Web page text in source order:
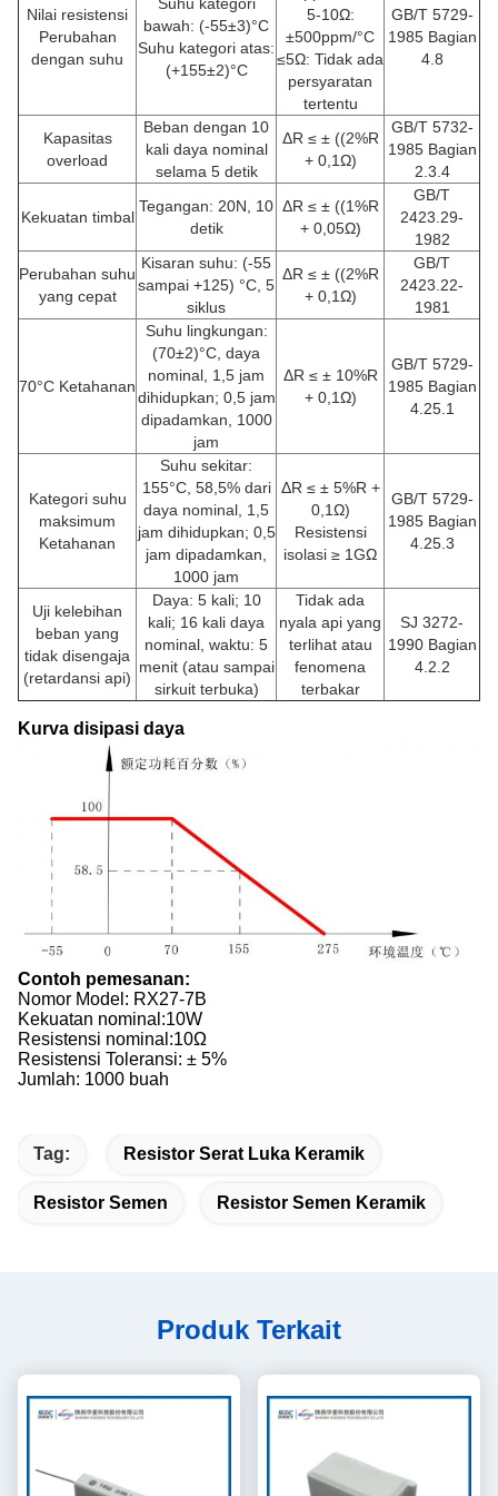
Nilai resistensi
Perubahan
dengan suhu
bawah: (-55±3)°C
Suhu kategori atas:
(+155±2)°C
5-10Ω:
±500ppm/°C
≤5Ω: Tidak ada
persyaratan
tertentu
GB/T 5729-
1985 Bagian
4.8
Kapasitas
overload
Beban dengan 10
kali daya nominal
selama 5 detik
ΔR ≤ ± ((2%R
+ 0,1Ω)
GB/T 5732-
1985 Bagian
2.3.4
Kekuatan timbal
Tegangan: 20N, 10
detik
ΔR ≤ ± ((1%R
+ 0,05Ω)
GB/T
2423.29-
1982
Perubahan suhu
yang cepat
Kisaran suhu: (-55
sampai +125) °C, 5
siklus
ΔR ≤ ± ((2%R
+ 0,1Ω)
GB/T
2423.22-
1981
70°C Ketahanan
Suhu lingkungan:
(70±2)°C, daya
nominal, 1,5 jam
dihidupkan; 0,5 jam
dipadamkan, 1000
jam
ΔR ≤ ± 10%R
+ 0,1Ω)
GB/T 5729-
1985 Bagian
4.25.1
Kategori suhu
maksimum
Ketahanan
Suhu sekitar:
155°C, 58,5% dari
daya nominal, 1,5
jam dihidupkan; 0,5
jam dipadamkan,
1000 jam
ΔR ≤ ± 5%R +
0,1Ω)
Resistensi
isolasi ≥ 1GΩ
GB/T 5729-
1985 Bagian
4.25.3
Uji kelebihan
beban yang
tidak disengaja
(retardansi api)
Daya: 5 kali; 10
kali; 16 kali daya
nominal, waktu: 5
menit (atau sampai
sirkuit terbuka)
Tidak ada
nyala api yang
terlihat atau
fenomena
terbakar
SJ 3272-
1990 Bagian
4.2.2
Kurva disipasi daya
Contoh pemesanan:
Nomor Model: RX27-7B
Kekuatan nominal:10W
Resistensi nominal:10Ω
Resistensi Toleransi: ± 5%
Jumlah: 1000 buah
Tag: Resistor Serat Luka Keramik
Resistor Semen Resistor Semen Keramik
Produk Terkait